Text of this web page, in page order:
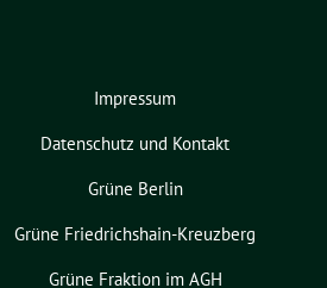
Impressum
Datenschutz und Kontakt
Grüne Berlin
Grüne Friedrichshain-Kreuzberg
Grüne Fraktion im AGH